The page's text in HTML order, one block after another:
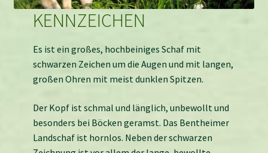
KENNZEICHEN
Es ist ein großes, hoch­beiniges Schaf mit
schwarzen Zeichen um die Augen und mit langen,
großen Ohren mit meist dunklen Spitzen.
Der Kopf ist schmal und länglich, unbewollt und
besonders bei Böcken geramst. Das Bent­heimer
Land­schaf ist hornlos. Neben der schwarzen